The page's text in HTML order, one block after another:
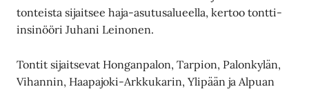
tonteista sijaitsee haja-asutusalueella, kertoo tontti-
insinööri Juhani Leinonen.
Tontit sijaitsevat Honganpalon, Tarpion, Palonkylän,
Vihannin, Haapajoki-Arkkukarin, Ylipään ja Alpuan